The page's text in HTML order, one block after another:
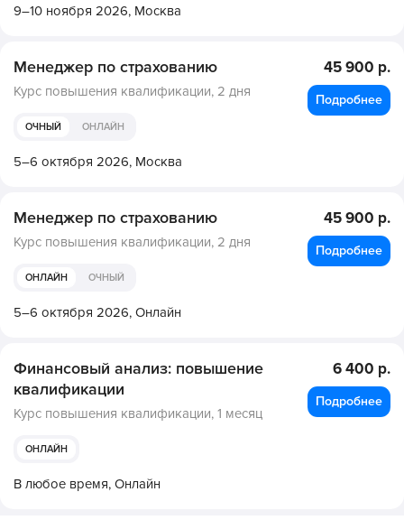
9–10 ноября 2026, Москва
Менеджер по страхованию
Курс повышения квалификации, 2 дня
ОЧНЫЙ ОНЛАЙН
5–6 октября 2026, Москва
45 900 р.
Подробнее
Менеджер по страхованию
Курс повышения квалификации, 2 дня
ОНЛАЙН ОЧНЫЙ
5–6 октября 2026, Онлайн
45 900 р.
Подробнее
Финансовый анализ: повышение
квалификации
Курс повышения квалификации, 1 месяц
ОНЛАЙН
В любое время, Онлайн
6 400 р.
Подробнее